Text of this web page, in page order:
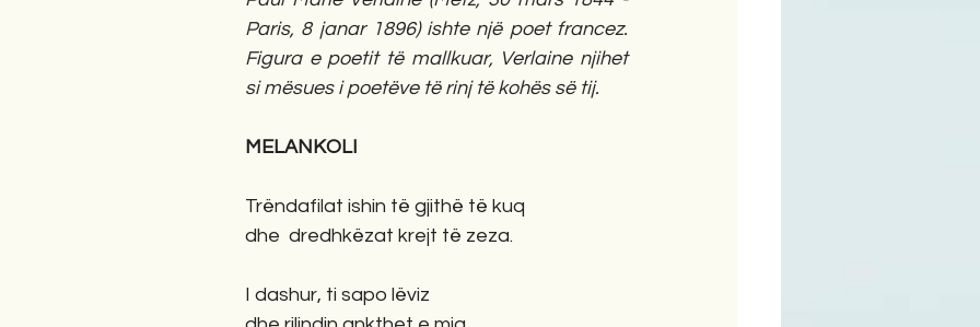
Paris, 8 janar 1896) ishte një poet francez.
Figura e poetit të mallkuar, Verlaine njihet
si mësues i poetëve të rinj të kohës së tij.
MELANKOLI
Trëndafilat ishin të gjithë të kuq
dhe  dredhkëzat krejt të zeza.
I dashur, ti sapo lëviz